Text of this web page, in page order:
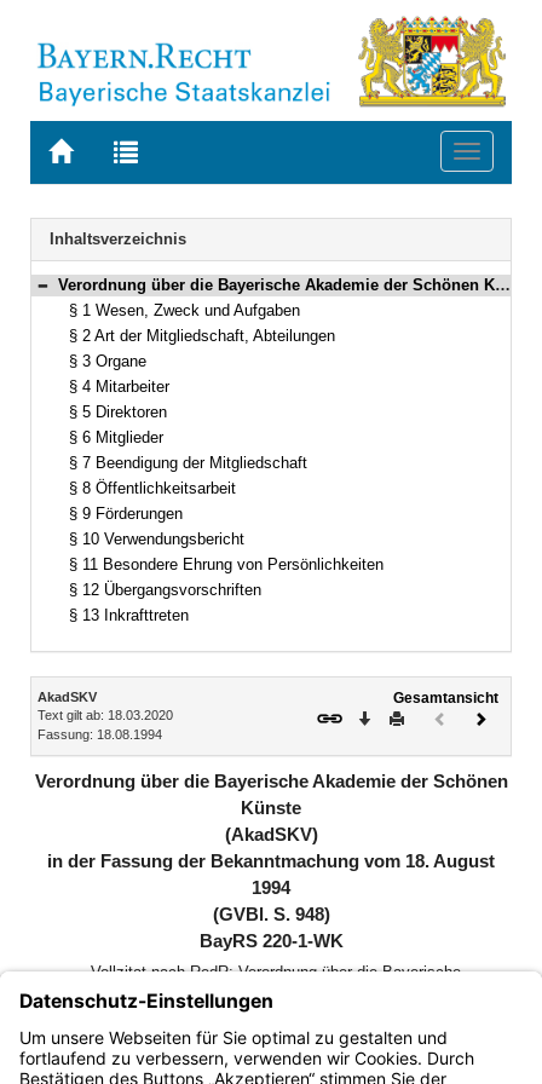
Zur
BAYERN.RECHT
Zur
letzten
Suche
Toggle
Navigation
Inhaltsverzeichnis
Bereich reduzieren
Verordnung über die Bayerische Akademie der Schönen Künste (AkadSKV) in der Fassung der Bekanntmachung vom 18. August 1994 (GVBl. S. 948) BayRS 220-1-WK (§§ 1–13)
§ 1 Wesen, Zweck und Aufgaben
§ 2 Art der Mitgliedschaft, Abteilungen
§ 3 Organe
§ 4 Mitarbeiter
§ 5 Direktoren
§ 6 Mitglieder
§ 7 Beendigung der Mitgliedschaft
§ 8 Öffentlichkeitsarbeit
§ 9 Förderungen
§ 10 Verwendungsbericht
§ 11 Besondere Ehrung von Persönlichkeiten
§ 12 Übergangsvorschriften
§ 13 Inkrafttreten
Inhalt
AkadSKV
Text gilt ab: 18.03.2020
Fassung: 18.08.1994
Gesamtansicht
Download
DruckenVorheriges
(inaktiv)
Verordnung über die Bayerische Akademie der Schönen
Künste
(AkadSKV)
in der Fassung der Bekanntmachung vom 18. August
1994
(GVBl. S. 948)
BayRS 220-1-WK
Vollzitat nach RedR: Verordnung über die Bayerische
Akademie der Schönen Künste (AkadSKV) in der Fassung
der Bekanntmachung vom 18. August 1994 (GVBl. S. 948,
BayRS 220-1-WK), die zuletzt durch Verordnung vom 18.
Februar 2020 (GVBl. S. 138) geändert worden ist